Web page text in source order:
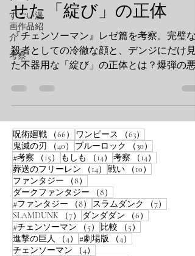
すごい漫
画作品紹
介
考察
せた「綻び」の正体
『チェンソーマン』レゼ篇を考察。完璧な
殺者としての冷徹な顔と、デンジにだけ見
た不器用な「綻び」の正体とは？爆弾の悪
雑な感情の矛盾を詳しく解説します。
呪術廻戦 （66） 66件の記事
ワンピース （63）
鬼滅の刃
（40） 40件の記事
ブルーロック （30）
#考察
（15） 15件の記事
もしも （14） 14件の記事
考察 （14）
葬送のフリーレン
（14） 14件の記事
戦い （10）
ファンタジー
（8）
ダークファンタジー
（8）
#ファンタジー
（8） 8件の記事
スラムダンク （7）
SLAMDUNK
（7） 7件の記事
ダンダダン （6）
#チェンソーマン
（5） 5件の記事
比較 （5）
進撃の巨人
（4） 4件の記事
#劇場版 （4）
チェンソーマン
（4）